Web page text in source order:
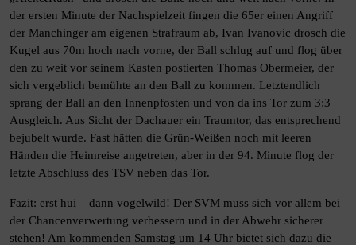
der ersten Minute der Nachspielzeit fingen die 65er einen Angriff
der Manchinger am eigenen Strafraum ab, Ivan Ivanovic drosch die
Kugel aus 70m hoch nach vorne, der Ball schlug auf und flog über
den zu weit vor seinem Kasten postierten Thomas Obermeier, der
sich vergeblich bemühte an den Ball zu kommen. Letztendlich
sprang der Ball an den Innenpfosten und von da ins Tor zum 3:3
Ausgleich. Aus Sicht der Dachauer ein Traumtor, das entsprechend
bejubelt wurde. Fast hätten die Grün-Weißen noch mit leeren
Händen die Heimreise angetreten, aber in der 94. Minute flog der
letzte Abschluss des TSV neben das Tor.
Fazit: erst hui – dann vogelwild! Der SVM muss sich vor allem bei
der Chancenverwertung verbessern und in der Abwehr sicherer
stehen! Am kommenden Samstag um 14 Uhr bietet sich dazu die